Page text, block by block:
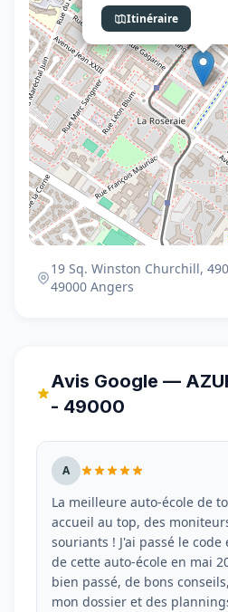
Itinéraire
19 Sq. Winston Churchill,
49000 Angers
Avis Google —
- 49000
A
La meilleure auto-école de
accueil au top, des
souriants ! J'ai passé le
de cette auto-école en mai
bien passé, de bons
mon dossier et des